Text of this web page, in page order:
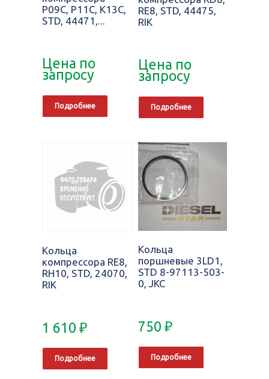
P09C, P11C, K13C,
STD, 44471,...
Цена по
запросу
Подробнее
RE8, STD, 44475,
RIK
Цена по
запросу
Подробнее
Кольца
компрессора RE8,
RH10, STD, 24070,
RIK
1 610 ₽
Подробнее
Кольца
поршневые 3LD1,
STD 8-97113-503-
0, JKC
750₽
Подробнее